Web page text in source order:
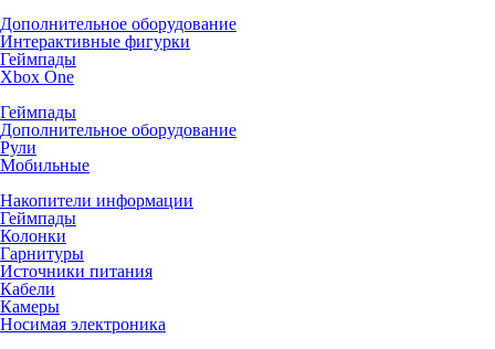
Дополнительное оборудование
Интерактивные фигурки
Геймпады
Xbox One
Геймпады
Дополнительное оборудование
Рули
Мобильные
Накопители информации
Геймпады
Колонки
Гарнитуры
Источники питания
Кабели
Камеры
Носимая электроника